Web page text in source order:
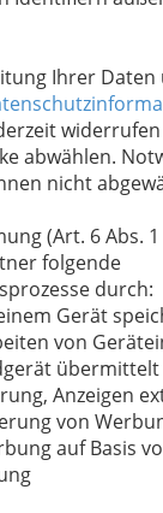
Ihrer Daten
abwählen.
nicht
(Art. 6 Abs.
folgende
durch:
Gerät
von
übermittelt
Anzeigen
von
auf Basis
der Eltern
ab 14
dagegen
erst
ist eine
für Piercing
ist, dass
verheilt.